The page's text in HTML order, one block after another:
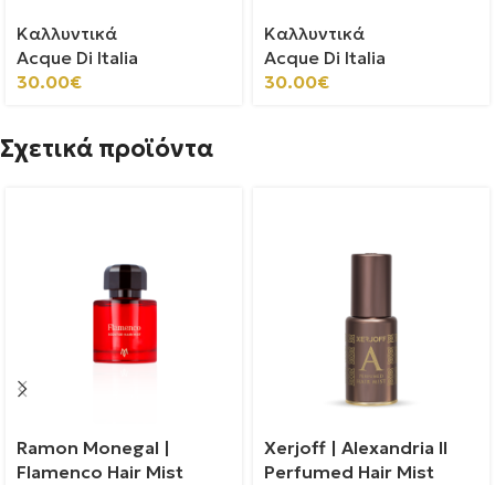
Καλλυντικά
Acque Di Italia
30.00€
Καλλυντικά
Acque Di Italia
30.00€
Σχετικά προϊόντα
Ramon Monegal |
Flamenco Hair Mist
Xerjoff | Alexandria II
Perfumed Hair Mist